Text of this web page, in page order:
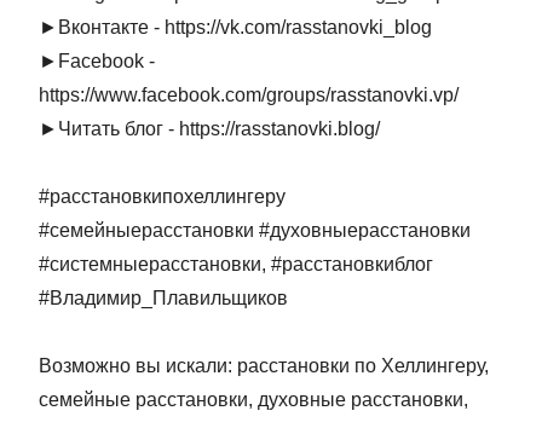
►Вконтакте - https://vk.com/rasstanovki_blog
►Facebook -
https://www.facebook.com/groups/rasstanovki.vp/
►Читать блог - https://rasstanovki.blog/
#расстановкипохеллингеру
#семейныерасстановки #духовныерасстановки
#системныерасстановки, #расстановкиблог
#Владимир_Плавильщиков
Возможно вы искали: расстановки по Хеллингеру,
семейные расстановки, духовные расстановки,